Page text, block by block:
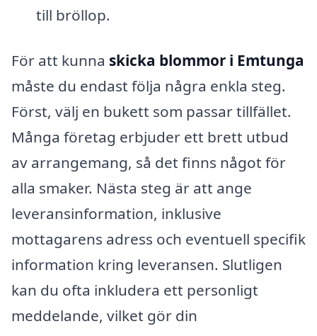
till bröllop.
För att kunna skicka blommor i Emtunga
måste du endast följa några enkla steg.
Först, välj en bukett som passar tillfället.
Många företag erbjuder ett brett utbud
av arrangemang, så det finns något för
alla smaker. Nästa steg är att ange
leveransinformation, inklusive
mottagarens adress och eventuell specifik
information kring leveransen. Slutligen
kan du ofta inkludera ett personligt
meddelande, vilket gör din